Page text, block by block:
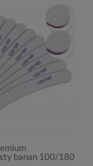
banan 100/180